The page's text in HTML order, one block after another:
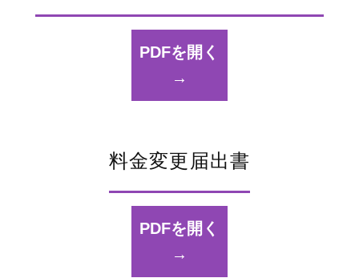
PDFを開く
→
料金変更届出書
PDFを開く
→